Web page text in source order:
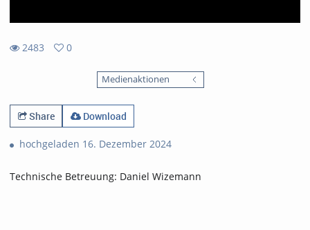
2483
0
Medienaktionen
Share Download
hochgeladen 16. Dezember 2024
Technische Betreuung: Daniel Wizemann